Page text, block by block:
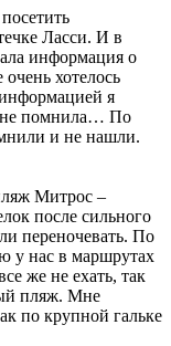
Ласси. И в
информация о
хотелось
я
не помнила… По
и не нашли.
Митрос –
после сильного
переночевать. По
у нас в маршрутах
же не ехать, так
пляж. Мне
по крупной гальке